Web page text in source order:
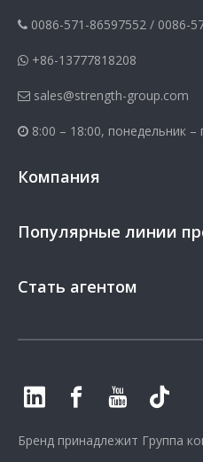
 0086-571-86597552 / 0086-
 +86-13777818208
 sales@strength-group.com
 8:00 – 18:00, понедельник –
Компания
Популярные линии
Стать агентом
Бренд принадлежит Группа